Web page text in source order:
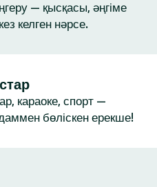
— қысқасы, әңгіме
келген нәрсе.
караоке, спорт —
бөліскен ерекше!